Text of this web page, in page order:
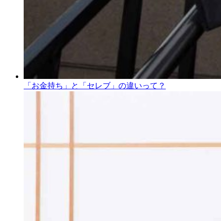
「お金持ち」と「セレブ」の違いって？